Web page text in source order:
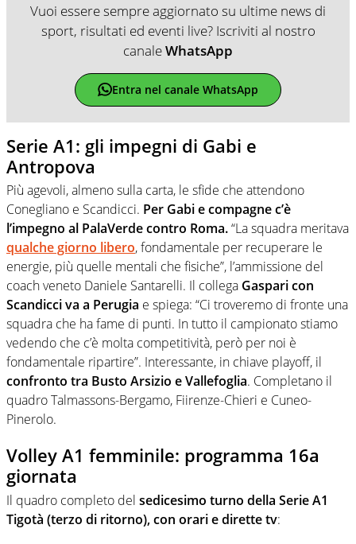
Vuoi essere sempre aggiornato su ultime news di
sport, risultati ed eventi live? Iscriviti al nostro
canaleWhatsApp
Entra nel canale WhatsApp
Serie A1: gli impegni di Gabi e
Antropova
Più agevoli, almeno sulla carta, le sfide che attendono
Conegliano e Scandicci. Per Gabi e compagne c’è
l’impegno al PalaVerde contro Roma.“La squadra meritava
qualche giorno libero, fondamentale per recuperare le
energie, più quelle mentali che fisiche”, l’ammissione del
coach veneto Daniele Santarelli. Il collega Gaspari con
Scandicci va a Perugia e spiega: “Ci troveremo di fronte una
squadra che ha fame di punti. In tutto il campionato stiamo
vedendo che c’è molta competitività, però per noi è
fondamentale ripartire”. Interessante, in chiave playoff, il
confronto tra Busto Arsizio e Vallefoglia. Completano il
quadro Talmassons-Bergamo, Fiirenze-Chieri e Cuneo-
Pinerolo.
Volley A1 femminile: programma 16a
giornata
Il quadro completo del sedicesimo turno della Serie A1
Tigotà (terzo di ritorno), con orari e dirette tv: